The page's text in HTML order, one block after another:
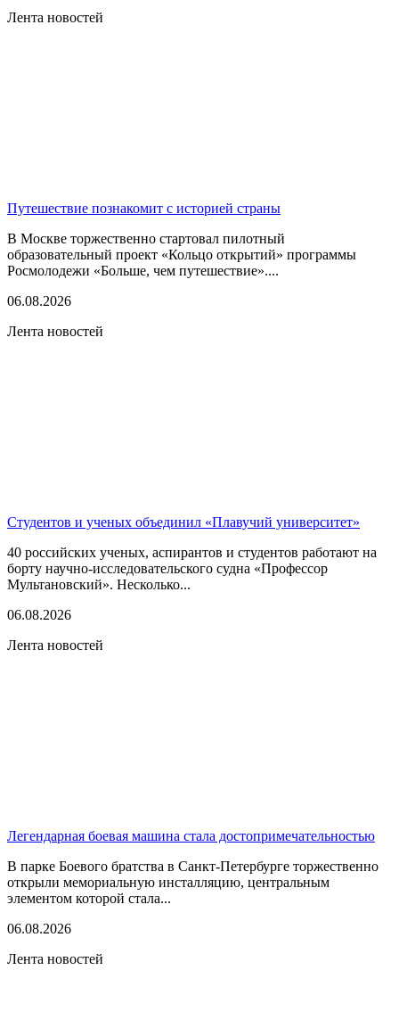
Лента новостей
Путешествие познакомит с историей страны
В Москве торжественно стартовал пилотный
образовательный проект «Кольцо открытий» программы
Росмолодежи «Больше, чем путешествие»....
06.08.2026
Лента новостей
Студентов и ученых объединил «Плавучий университет»
40 российских ученых, аспирантов и студентов работают на
борту научно-исследовательского судна «Профессор
Мультановский». Несколько...
06.08.2026
Лента новостей
Легендарная боевая машина стала достопримечательностью
В парке Боевого братства в Санкт-Петербурге торжественно
открыли мемориальную инсталляцию, центральным
элементом которой стала...
06.08.2026
Лента новостей